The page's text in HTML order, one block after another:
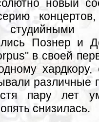
новый
Познер и
в своей
различные
пару лет
снизилась.